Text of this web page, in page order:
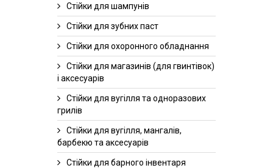
Стійки для шампунів
Стійки для зубних паст
Стійки для охоронного обладнання
Стійки для магазинів (для гвинтівок)
і аксесуарів
Стійки для вугілля та одноразових
грилів
Стійки для вугілля, мангалів,
барбекю та аксесуарів
Стійки для барного інвентаря